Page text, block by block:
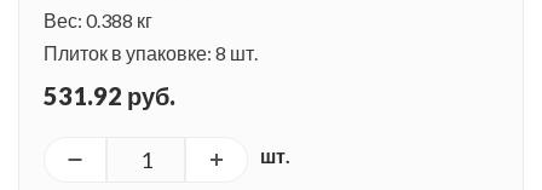
Вес: 0.388 кг
Плиток в упаковке: 8 шт.
531.92 руб.
шт.